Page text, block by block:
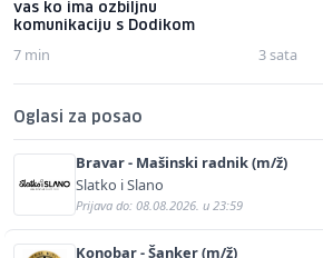
vas ko ima ozbiljnu
komunikaciju s Dodikom
7 min 3 sata
Oglasi za posao
Bravar - Mašinski radnik (m/ž)
Slatko i Slano
Prijava do: 08.08.2026. u 23:59
Konobar - Šanker (m/ž)